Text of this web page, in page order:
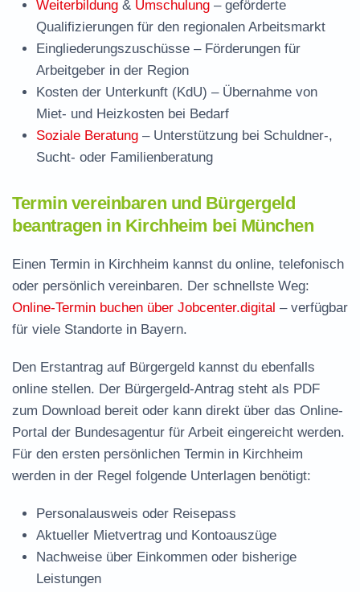
Weiterbildung & Umschulung – geförderte
Qualifizierungen für den regionalen Arbeitsmarkt
Eingliederungszuschüsse – Förderungen für
Arbeitgeber in der Region
Kosten der Unterkunft (KdU) – Übernahme von
Miet- und Heizkosten bei Bedarf
Soziale Beratung – Unterstützung bei Schuldner-,
Sucht- oder Familienberatung
Termin vereinbaren und Bürgergeld
beantragen in Kirchheim bei München
Einen Termin in Kirchheim kannst du online, telefonisch
oder persönlich vereinbaren. Der schnellste Weg:
Online-Termin buchen über Jobcenter.digital – verfügbar
für viele Standorte in Bayern.
Den Erstantrag auf Bürgergeld kannst du ebenfalls
online stellen. Der Bürgergeld-Antrag steht als PDF
zum Download bereit oder kann direkt über das Online-
Portal der Bundesagentur für Arbeit eingereicht werden.
Für den ersten persönlichen Termin in Kirchheim
werden in der Regel folgende Unterlagen benötigt:
Personalausweis oder Reisepass
Aktueller Mietvertrag und Kontoauszüge
Nachweise über Einkommen oder bisherige
Leistungen